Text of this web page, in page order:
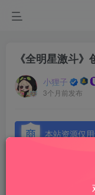
《全明星激斗
小狸子
3个月前发布
本站资源仅
果由使用者